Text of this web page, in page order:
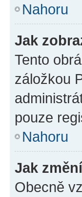
Nahoru
Jak
Tento
záložkou
pouze
Nahoru
Jak
Obecně